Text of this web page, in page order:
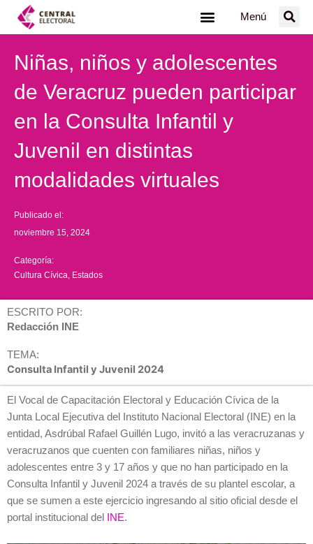
Menú
Niñas, niños y adolescentes
de Veracruz pueden participar
en la Consulta Infantil y
Juvenil en distintas
modalidades virtuales
Publicado el:
noviembre 15, 2024
Categoría:
Cultura Cívica Estados
ESCRITO POR:
Redacción INE
TEMA:
Consulta Infantil y Juvenil 2024
El Vocal de Capacitación Electoral y Educación Cívica de la
Junta Local Ejecutiva del Instituto Nacional Electoral (INE) en la
entidad, Asdrúbal Rafael Guillén Lugo, invitó a las veracruzanas y
veracruzanos que cuenten con familiares niñas, niños y
adolescentes entre 3 y 17 años y que no han participado en la
Consulta Infantil y Juvenil 2024 a través de su plantel escolar, a
que se sumen a este ejercicio ingresando al sitio oficial desde el
portal institucional del INE.